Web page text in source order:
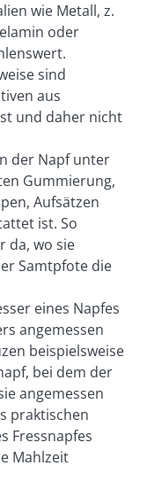
wie Metall, z.
oder
sind
aus
und daher nicht
der Napf unter
Gummierung,
Aufsätzen
ist. So
da, wo sie
Samtpfote die
eines Napfes
angemessen
beispielsweise
bei dem der
angemessen
praktischen
Fressnapfes
Mahlzeit